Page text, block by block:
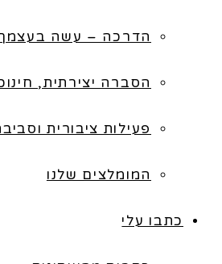
הדרכה – עשה
הסברה יצירתית,
פעילות ציבורית
המומלצים שלנו
כתבו עלי